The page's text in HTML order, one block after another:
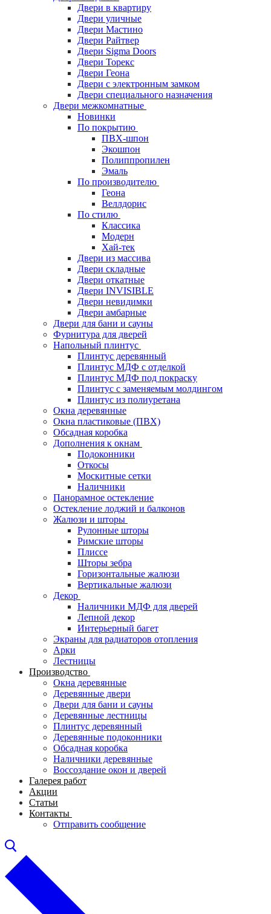
Двери в квартиру
Двери уличные
Двери Мастино
Двери Райтвер
Двери Sigma Doors
Двери Торекс
Двери Геона
Двери с электронным замком
Двери специального назначения
Двери межкомнатные
Новинки
По покрытию
ПВХ-шпон
Экошпон
Полиппропилен
Эмаль
По производителю
Геона
Веллдорис
По стилю
Классика
Модерн
Хай-тек
Двери из массива
Двери складные
Двери откатные
Двери INVISIBLE
Двери невидимки
Двери амбарные
Двери для бани и сауны
Фурнитура для дверей
Напольный плинтус
Плинтус деревянный
Плинтус МДФ с отделкой
Плинтус МДФ под покраску
Плинтус с заменяемым молдингом
Плинтус из полиуретана
Окна деревянные
Окна пластиковые (ПВХ)
Обсадная коробка
Дополнения к окнам
Подоконники
Откосы
Москитные сетки
Наличники
Панорамное остекление
Остекление лоджий и балконов
Жалюзи и шторы
Рулонные шторы
Римские шторы
Плиссе
Шторы зебра
Горизонтальные жалюзи
Вертикальные жалюзи
Декор
Наличники МДФ для дверей
Лепной декор
Интерьерный багет
Экраны для радиаторов отопления
Арки
Лестницы
Производство
Окна деревянные
Деревянные двери
Двери для бани и сауны
Деревянные лестницы
Плинтус деревянный
Деревянные подоконники
Обсадная коробка
Наличники деревянные
Воссоздание окон и дверей
Галерея работ
Акции
Статьи
Контакты
Отправить сообщение